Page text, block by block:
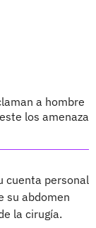
a hombre
los amenaza
cuenta personal
su abdomen
la cirugía.